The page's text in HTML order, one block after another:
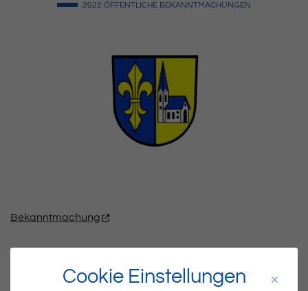
2022 ÖFFENTLICHE BEKANNTMACHUNGEN
Bekanntmachung
Teile Beitrag:
Cookie Einstellungen